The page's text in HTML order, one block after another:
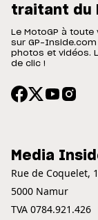
traitant du
Le MotoGP à
sur GP-Inside.com
photos et vidéos.
de clic !
Media
Rue de Coquelet,
5000 Namur
TVA 0784.921.426